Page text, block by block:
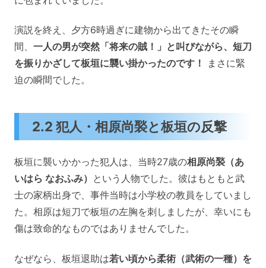
演説を終え、夕方6時過ぎに建物から出てきたその瞬
間、 一人の男が突然「将来の賊！」と叫びながら、短刀
を振りかざして板垣に襲い掛かったのです！
まさに緊
迫の瞬間でした。
2.2 犯人・相原尚褧と板垣の反撃
板垣に襲いかかった犯人は、当時27歳の相原尚褧（あ
いはら なおふみ） という人物でした。彼はもともと武
士の家柄出身で、事件当時は小学校の教員をしていまし
た。相原は短刀で板垣の左胸を刺しましたが、幸いにも
傷は致命的なものではありませんでした。
なぜなら、板垣退助は若い頃から柔術（武術の一種）を